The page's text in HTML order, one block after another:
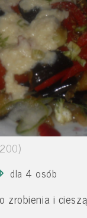
dla 4 osób
zrobienia i